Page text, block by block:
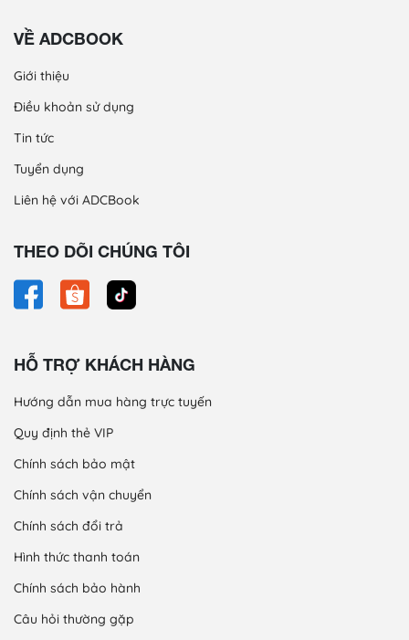
VỀ ADCBOOK
Giới thiệu
Điều khoản sử dụng
Tin tức
Tuyển dụng
Liên hệ với ADCBook
THEO DÕI CHÚNG TÔI
HỖ TRỢ KHÁCH HÀNG
Hướng dẫn mua hàng trực tuyến
Quy định thẻ VIP
Chính sách bảo mật
Chính sách vận chuyển
Chính sách đổi trả
Hình thức thanh toán
Chính sách bảo hành
Câu hỏi thường gặp